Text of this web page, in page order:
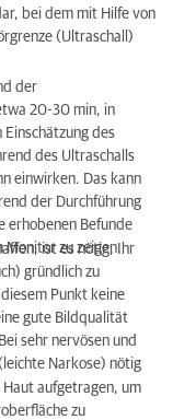
bei
beachten?
bei
bei dem mit Hilfe von
(Ultraschall)
der
20-30 min, in
Einschätzung des
des Ultraschalls
einwirken. Das kann
der Durchführung
erhobenen Befunde
Monitor zu zeigen.
ist es nötig, Ihr
gründlich zu
Punkt keine
gute Bildqualität
sehr nervösen und
Narkose) nötig
aufgetragen, um
zu